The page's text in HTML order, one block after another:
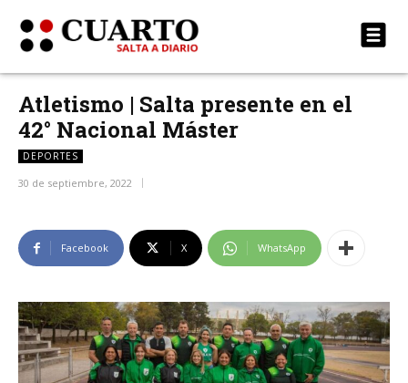
Atletismo | Salta presente en el
42° Nacional Máster
DEPORTES
30 de septiembre, 2022
Facebook X WhatsApp